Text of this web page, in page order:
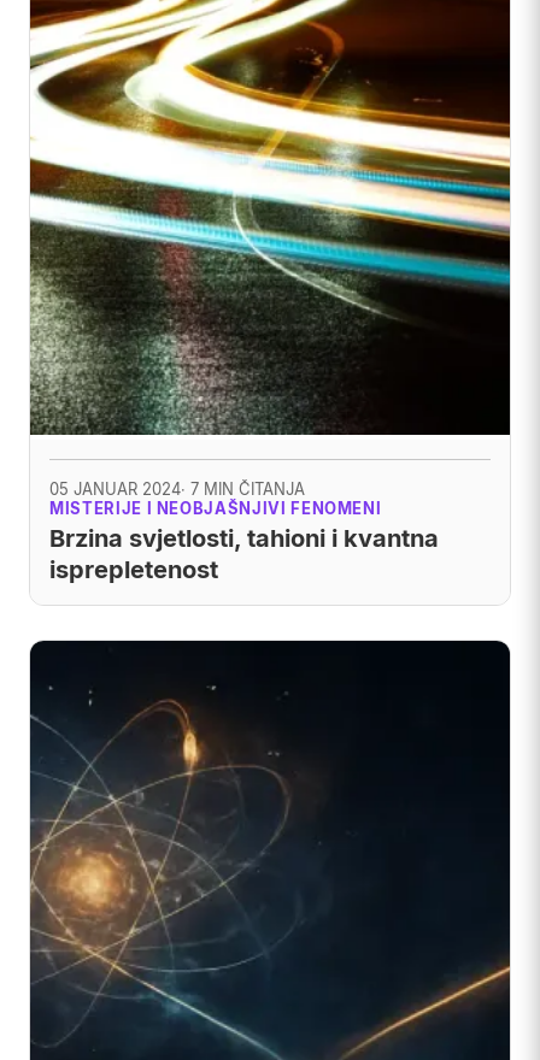
05 JANUAR 2024· 7 MIN ČITANJA
MISTERIJE I NEOBJAŠNJIVI FENOMENI
Brzina svjetlosti, tahioni i kvantna
isprepletenost